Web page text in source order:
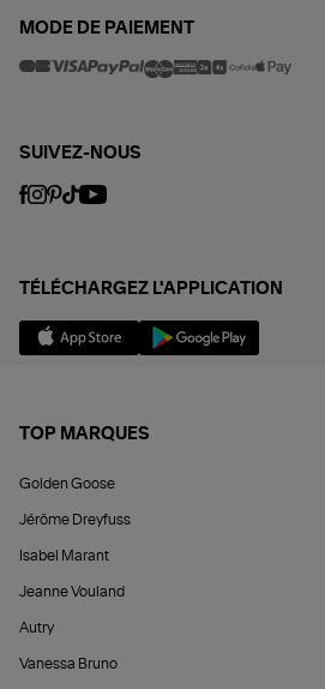
MODE DE PAIEMENT
SUIVEZ-NOUS
TÉLÉCHARGEZ L'APPLICATION
TOP MARQUES
Golden Goose
Jérôme Dreyfuss
Isabel Marant
Jeanne Vouland
Autry
Vanessa Bruno